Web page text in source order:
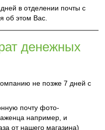
в отделении почты с
об этом Вас.
денежных
не позже 7 дней с
почту фото-
например, и
от нашего магазина)